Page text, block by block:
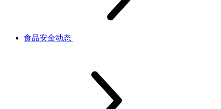
食品安全动态